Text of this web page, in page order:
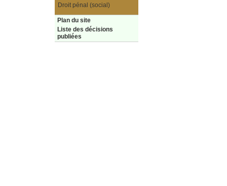
Droit pénal (social)
Plan du site
Liste des décisions
publiées